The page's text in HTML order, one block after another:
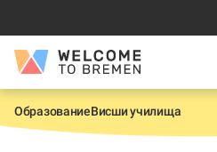
съдържанието
Welcome
Bremen
Н
а
ОбразованиеВисши училища